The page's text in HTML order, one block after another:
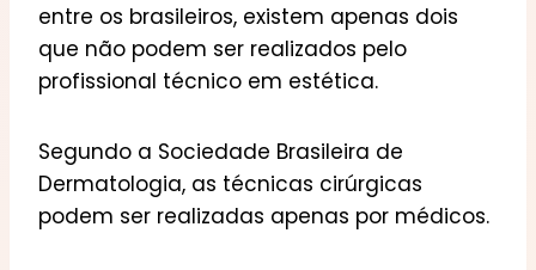
entre os brasileiros, existem apenas dois
que não podem ser realizados pelo
profissional técnico em estética.
Segundo a Sociedade Brasileira de
Dermatologia, as técnicas cirúrgicas
podem ser realizadas apenas por médicos.